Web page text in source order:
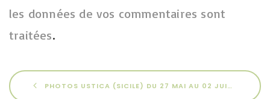
les données de vos commentaires sont
traitées.
PHOTOS USTICA (SICILE) DU 27 MAI AU 02 JUIN 2025